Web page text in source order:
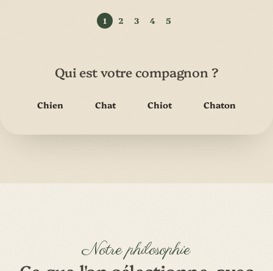
Qui est votre compagnon ?
Chien Chat Chiot Chaton
Notre philosophie